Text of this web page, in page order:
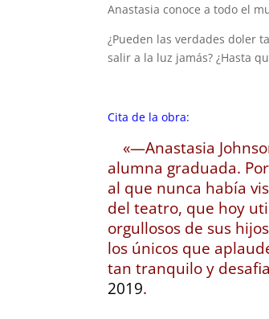
Anastasia conoce a todo el
¿Pueden las verdades doler
salir a la luz jamás? ¿Hasta
Cita de la obra:
«—Anastasia
alumna graduada.
al que nunca había
del teatro, que hoy
orgullosos de sus
los únicos que
tan tranquilo y
2019.